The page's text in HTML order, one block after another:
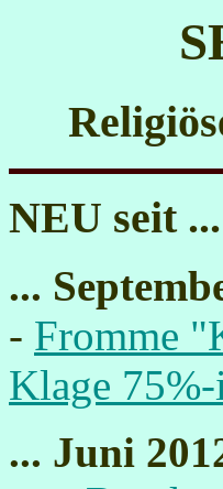
NEU seit ...
...
- Fromme
Klage
... Juni